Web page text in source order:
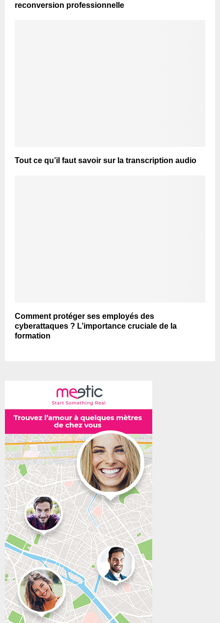
reconversion professionnelle
Tout ce qu’il faut savoir sur la transcription audio
Comment protéger ses employés des
cyberattaques ? L’importance cruciale de la
formation